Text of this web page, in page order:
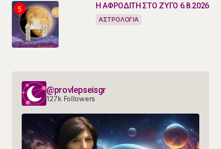
Η ΑΦΡΟΔΙΤΗ ΣΤΟ ΖΥΓΟ 6.8.2026
ΑΣΤΡΟΛΟΓΙΑ
@provlepseisgr
127k Followers